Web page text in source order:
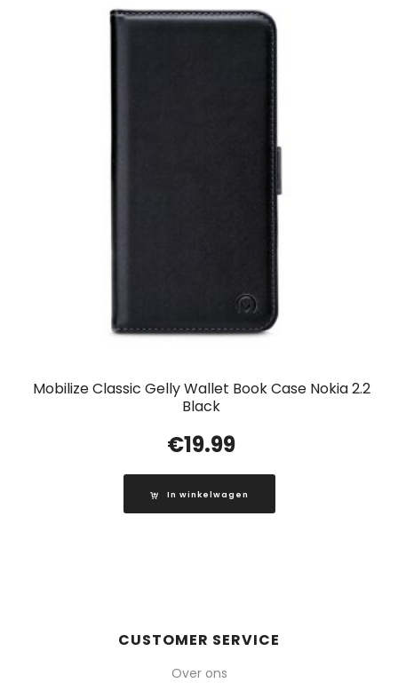
Mobilize Classic Gelly Wallet Book Case Nokia 2.2
Black
€19.99
In winkelwagen
CUSTOMER SERVICE
Over ons